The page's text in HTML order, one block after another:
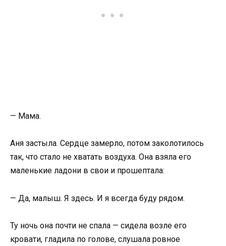
— Мама.
Аня застыла. Сердце замерло, потом заколотилось
так, что стало не хватать воздуха. Она взяла его
маленькие ладони в свои и прошептала:
— Да, малыш. Я здесь. И я всегда буду рядом.
Ту ночь она почти не спала — сидела возле его
кровати, гладила по голове, слушала ровное